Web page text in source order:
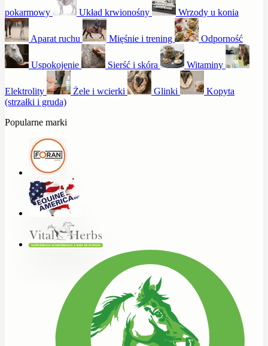
pokarmowy Układ krwionośny Wrzody u konia
Aparat ruchu Mięśnie i trening Odporność
Uspokojenie Sierść i skóra Witaminy
Elektrolity Żele i wcierki Glinki
Kopyta
(strzałki i gruda)
Popularne marki